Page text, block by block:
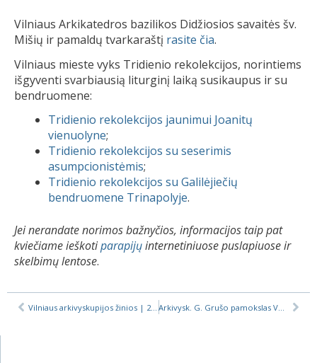
Vilniaus Arkikatedros bazilikos Didžiosios savaitės šv.
Mišių ir pamaldų tvarkaraštį rasite čia.
Vilniaus mieste vyks Tridienio rekolekcijos, norintiems
išgyventi svarbiausią liturginį laiką susikaupus ir su
bendruomene:
Tridienio rekolekcijos jaunimui Joanitų
vienuolyne;
Tridienio rekolekcijos su seserimis
asumpcionistėmis;
Tridienio rekolekcijos su Galilėjiečių
bendruomene Trinapolyje.
Jei nerandate norimos bažnyčios, informacijos taip pat
kviečiame ieškotiparapijųinternetiniuose puslapiuose ir
skelbimų lentose.